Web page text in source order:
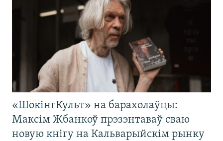
«ШокінгКульт» на барахолаўцы:
Максім Жбанкоў прэзэнтаваў сваю
новую кнігу на Кальварыйскім рынку